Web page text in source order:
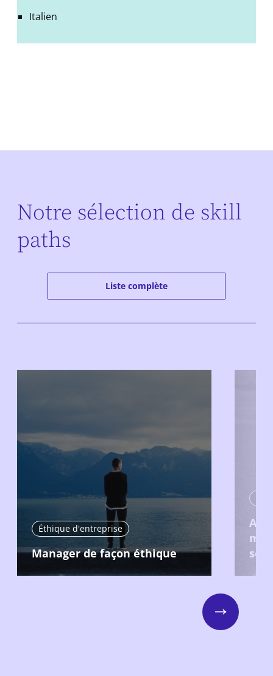
Italien
Notre sélection de skill
paths
Liste complète
Éthique d'entreprise
Manager de façon éthique
Next